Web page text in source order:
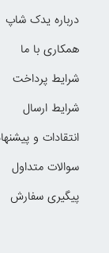
درباره یدک شاپ
همکاری با ما
شرایط پرداخت
شرایط ارسال
انتقادات و
سوالات متداول
پیگیری سفارش